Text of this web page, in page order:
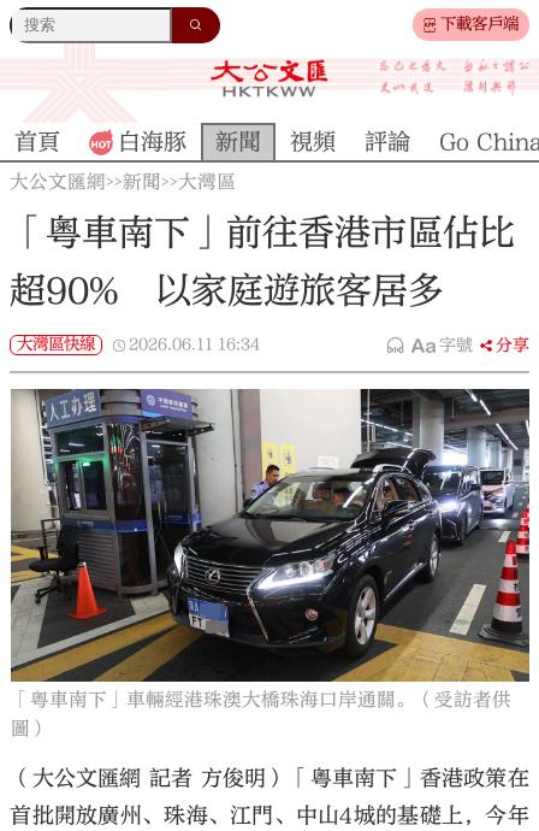
下載客戶端
大公文匯
首頁 白海豚 新聞 視頻 評論 Go
大公文匯網>>新聞>>大灣區
「粵車南下」前往香港市區佔比
超90% 以家庭遊旅客居多
大灣區快線 2026.06.11 16:34 字號 分享
「粵車南下」車輛經港珠澳大橋珠海口岸通關。（受訪者供
圖）
（大公文匯網 記者 方俊明）「粵車南下」香港政策在
首批開放廣州、珠海、江門、中山4城的基礎上，今年